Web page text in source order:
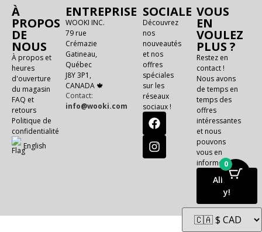
À
PROPOS
DE
NOUS
À propos et
heures
d'ouverture
du magasin
FAQ et
retours
Politique de
confidentialité
English
ENTREPRISE
WOOKI INC.
79 rue
Crémazie
Gatineau,
Québec
J8Y 3P1,
CANADA 🍁
Contact:
info@wooki.com
SOCIALE
Découvrez
nos
nouveautés
et nos
offres
spéciales
sur les
réseaux
sociaux !
VOUS
EN
VOULEZ
PLUS ?
Restez en
contact !
Nous avons
de temps en
temps des
offres
intéressantes
et nous
pouvons
vous en
informer !
Allons-
y!
0